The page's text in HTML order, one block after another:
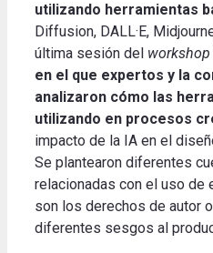
utilizando herramientas
Diffusion, DALL·E,
última sesión del workshop
en el que expertos y la
analizaron cómo las
utilizando en procesos
impacto de la IA en el
Se plantearon diferentes
relacionadas con el uso de
son los derechos de autor
diferentes sesgos al